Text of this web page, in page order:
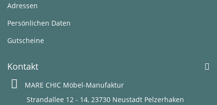
Adressen
Persönlichen Daten
Gutscheine
Kontakt
MARE CHIC Möbel-Manufaktur
Strandallee 12 - 14, 23730 Neustadt Pelzerhaken